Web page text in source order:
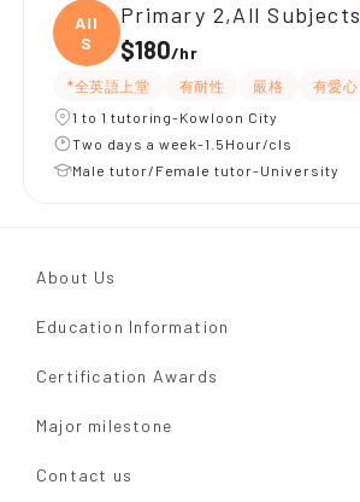
All
S
Primary 2,All Subjects
$180/hr
*全英語上堂 有耐性 嚴格 有愛心
1 to 1 tutoring-Kowloon City
Two days a week-1.5Hour/cls
Male tutor/Female tutor-University
About Us
Education Information
Certification Awards
Major milestone
Contact us